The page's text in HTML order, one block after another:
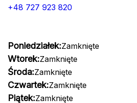
+48 727 923 820
Poniedziałek:Zamknięte
Wtorek:Zamknięte
Środa:Zamknięte
Czwartek:Zamknięte
Piątek:Zamknięte